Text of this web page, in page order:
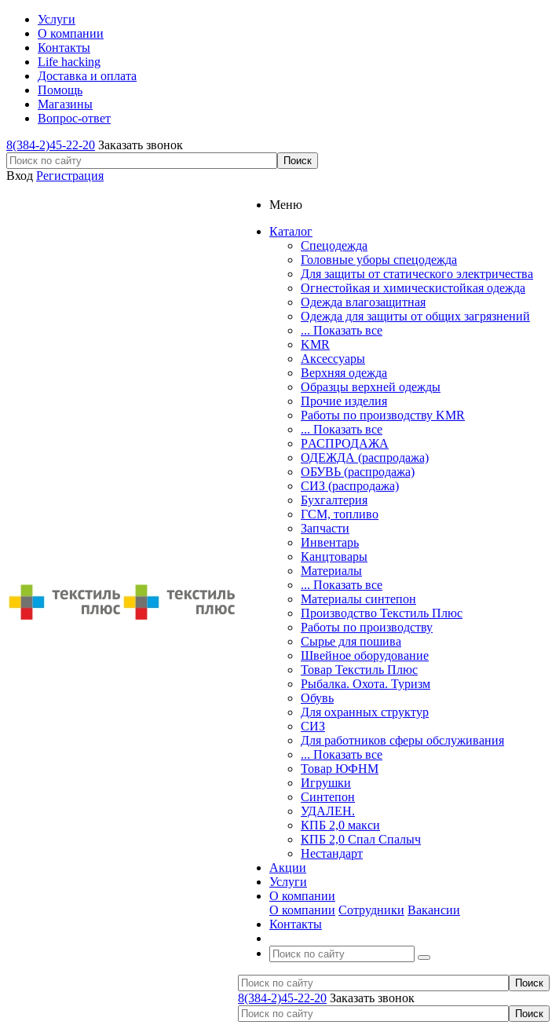
Услуги
О компании
Контакты
Life hacking
Доставка и оплата
Помощь
Магазины
Вопрос-ответ
8(384-2)45-22-20 Заказать звонок
Вход Регистрация
Меню
Каталог
Спецодежда
Головные уборы спецодежда
Для защиты от статического электричества
Огнестойкая и химическистойкая одежда
Одежда влагозащитная
Одежда для защиты от общих загрязнений
... Показать все
KMR
Аксессуары
Верхняя одежда
Образцы верхней одежды
Прочие изделия
Работы по производству KMR
... Показать все
PАСПРОДАЖА
ОДЕЖДА (распродажа)
ОБУВЬ (распродажа)
СИЗ (распродажа)
Бухгалтерия
ГСМ, топливо
Запчасти
Инвентарь
Канцтовары
Материалы
... Показать все
Материалы синтепон
Производство Текстиль Плюс
Работы по производству
Сырье для пошива
Швейное оборудование
Товар Текстиль Плюс
Рыбалка. Охота. Туризм
Обувь
Для охранных структур
СИЗ
Для работников сферы обслуживания
... Показать все
Товар ЮФНМ
Игрушки
Синтепон
УДАЛЕН.
КПБ 2,0 макси
КПБ 2,0 Спал Спалыч
Нестандарт
Акции
Услуги
О компании
О компании Сотрудники Вакансии
Контакты
8(384-2)45-22-20 Заказать звонок